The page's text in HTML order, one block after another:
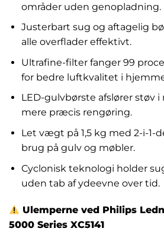
områder uden genopladning.
Justerbart sug og aftagelig
alle overflader effektivt.
Ultrafine-filter fanger 99
for bedre luftkvalitet i
LED-gulvbørste afslører støv
mere præcis rengøring.
Let vægt på 1,5 kg med 2-i-1-
brug på gulv og møbler.
Cyclonisk teknologi holder
uden tab af ydeevne over tid.
Ulemperne ved Philips
5000 Series XC5141